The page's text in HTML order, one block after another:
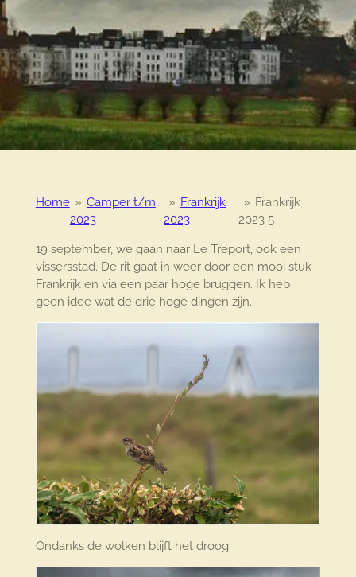
Home » Camper t/m
2023
» Frankrijk
2023
» Frankrijk
2023 5
19 september, we gaan naar Le Treport, ook een
vissersstad. De rit gaat in weer door een mooi stuk
Frankrijk en via een paar hoge bruggen. Ik heb
geen idee wat de drie hoge dingen zijn.
Ondanks de wolken blijft het droog.